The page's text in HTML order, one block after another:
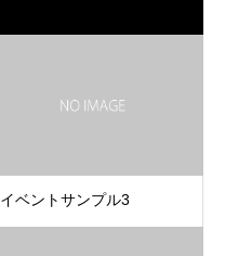
イベントサンプル3